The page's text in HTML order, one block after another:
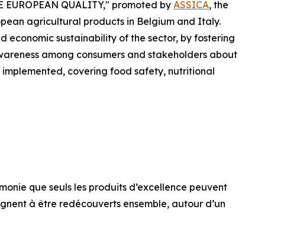
QUALITY," promoted by ASSICA, the
agricultural products in Belgium and Italy.
economic sustainability of the sector, by fostering
among consumers and stakeholders about
covering food safety, nutritional
que seuls les produits d’excellence peuvent
à être redécouverts ensemble, autour d’un